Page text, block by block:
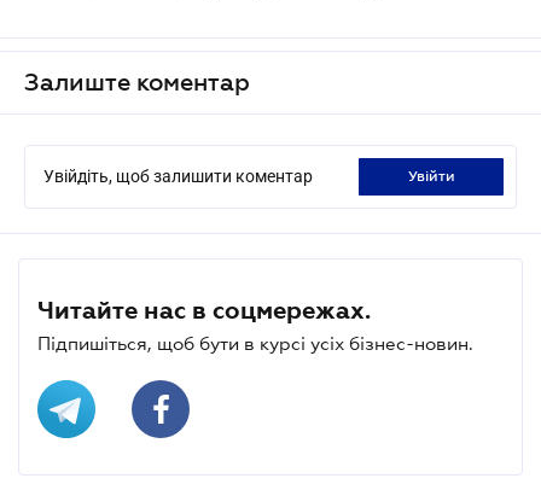
Залиште коментар
Увійдіть, щоб залишити коментар увійти
Читайте нас в соцмережах.
Підпишіться, щоб бути в курсі усіх бізнес-новин.